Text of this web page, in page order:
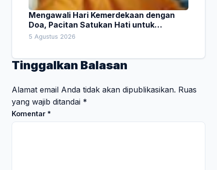
Mengawali Hari Kemerdekaan dengan
Doa, Pacitan Satukan Hati untuk
Indonesia
5 Agustus 2026
Tinggalkan Balasan
Alamat email Anda tidak akan dipublikasikan. Ruas
yang wajib ditandai *
Komentar *